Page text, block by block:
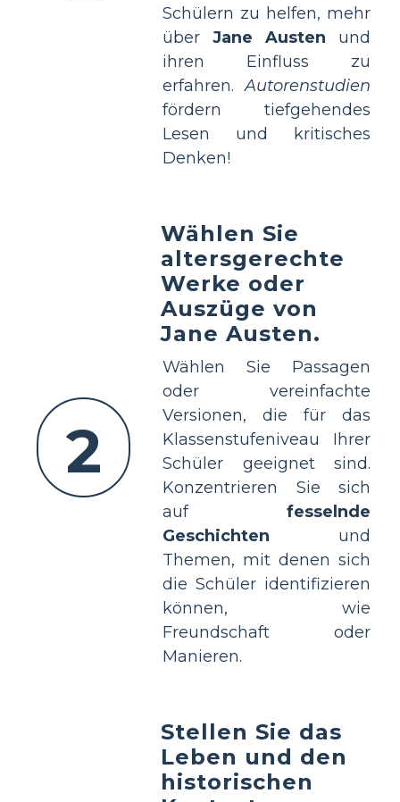
Schülern zu helfen, mehr
über Jane Austen und
ihren Einfluss zu
erfahren.Autorenstudien
fördern tiefgehendes
Lesen und kritisches
Denken!
2
Wählen Sie
altersgerechte
Werke oder
Auszüge von
Jane Austen.
Wählen Sie Passagen
oder vereinfachte
Versionen, die für das
Klassenstufeniveau Ihrer
Schüler geeignet sind.
Konzentrieren Sie sich
auf fesselnde
Geschichten und
Themen, mit denen sich
die Schüler identifizieren
können, wie
Freundschaft oder
Manieren.
Stellen Sie das
Leben und den
historischen